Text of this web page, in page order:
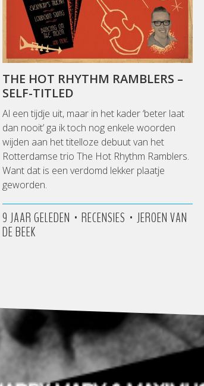
THE HOT RHYTHM RAMBLERS –
SELF-TITLED
Al een tijdje uit, maar in het kader ‘beter laat
dan nooit’ ga ik toch nog enkele woorden
wijden aan het titelloze debuut van het
Rotterdamse trio The Hot Rhythm Ramblers.
Want dat is een verdomd lekker plaatje
geworden.
9 JAAR GELEDEN • RECENSIES • JEROEN VAN
DE BEEK